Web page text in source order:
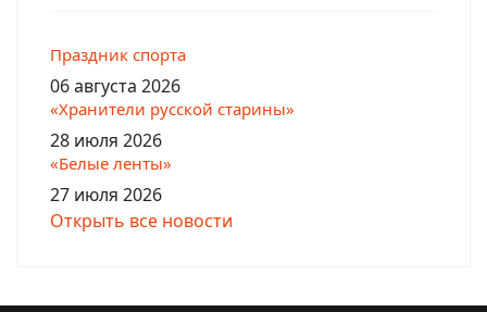
Праздник спорта
06 августа 2026
«Хранители русской старины»
28 июля 2026
«Белые ленты»
27 июля 2026
Открыть все новости